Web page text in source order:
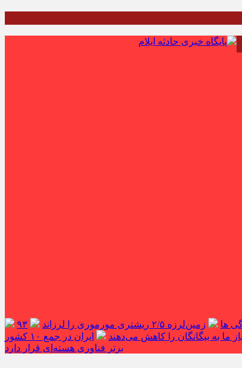
ها زمین‌لرزه ۲/۵ ریشتری مورموری را لرزاند
۹۳
ما به بیگانگان را کاهش می‌دهند
ایران در جمع ۱۰ کشور
برتر فناوری هسته‌ای قرار دارد